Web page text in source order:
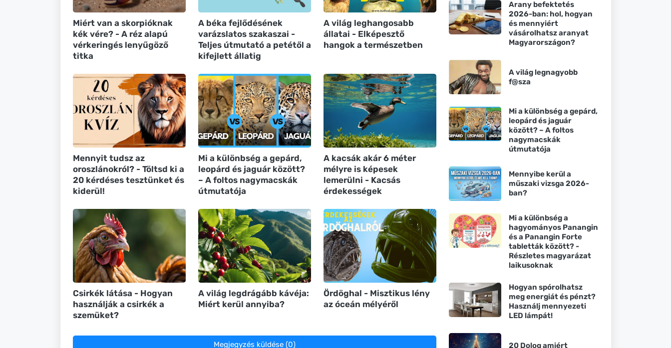
Miért van a skorpióknak
kék vére? - A réz alapú
vérkeringés lenyűgöző
titka
A béka fejlődésének
varázslatos szakaszai -
Teljes útmutató a petétől a
kifejlett állatig
A világ leghangosabb
állatai - Elképesztő
hangok a természetben
Mennyit tudsz az
oroszlánokról? - Töltsd ki a
20 kérdéses tesztünket és
kiderül!
Mi a különbség a gepárd,
leopárd és jaguár között?
– A foltos nagymacskák
útmutatója
A kacsák akár 6 méter
mélyre is képesek
lemerülni - Kacsás
érdekességek
Csirkék látása - Hogyan
használják a csirkék a
szemüket?
A világ legdrágább kávéja:
Miért kerül annyiba?
Ördöghal - Misztikus lény
az óceán mélyéről
Megjegyzés küldése (0)
Arany befektetés
2026-ban: hol, hogyan
és mennyiért
vásárolhatsz aranyat
Magyarországon?
A világ legnagyobb
f@sza
Mi a különbség a gepárd,
leopárd és jaguár
között? – A foltos
nagymacskák
útmutatója
Mennyibe kerül a
műszaki vizsga 2026-
ban?
Mi a különbség a
hagyományos Panangin
és a Panangin Forte
tabletták között? -
Részletes magyarázat
laikusoknak
Hogyan spórolhatsz
meg energiát és pénzt?
Használj mennyezeti
LED lámpát!
20 Dolog amiért